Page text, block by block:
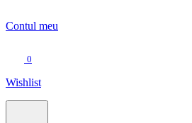
Contul meu
0
Wishlist